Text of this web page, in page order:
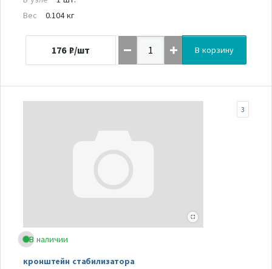
Вес
0.104 кг
176 ₽/шт В корзину
В наличии
кронштейн стабилизатора
3